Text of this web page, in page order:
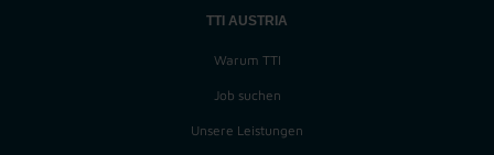
TTI AUSTRIA
Warum TTI
Job suchen
Unsere Leistungen